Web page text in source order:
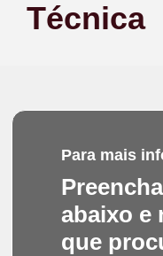
Técnica
Para mais
abaixo e
que